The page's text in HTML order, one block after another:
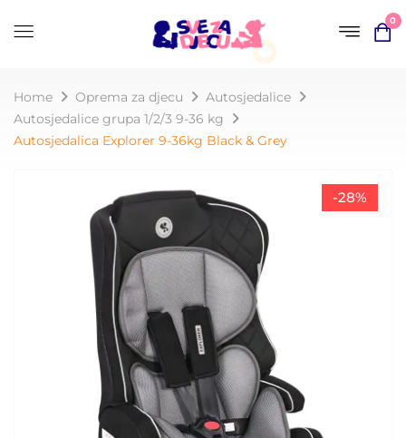
0
Home Oprema za djecu
Autosjedalice
Autosjedalice grupa 1/2/3 9-36 kg
Autosjedalica Explorer 9-36kg Black & Grey
-28%